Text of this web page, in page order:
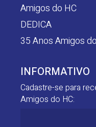
Amigos do HC
DEDICA
35 Anos Amigos
INFORMATIVO
Cadastre-se para
Amigos do HC: